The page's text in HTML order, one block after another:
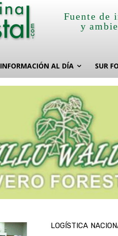
Fuente de
y
INFORMACIÓN AL DÍA SUR
LOGÍSTICA